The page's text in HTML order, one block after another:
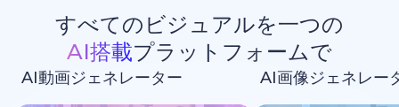
すべてのビジュアルを一つの
AI搭載プラットフォームで
AI動画ジェネレーター AI画像ジェネレー